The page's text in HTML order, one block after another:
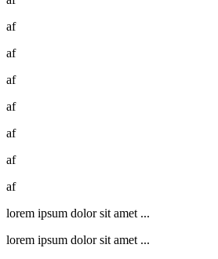
af
af
af
af
af
af
af
lorem ipsum dolor sit amet ...
lorem ipsum dolor sit amet ...